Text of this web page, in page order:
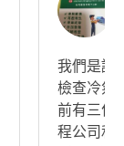
我們是誠
檢查冷氣
前有三位
程公司和